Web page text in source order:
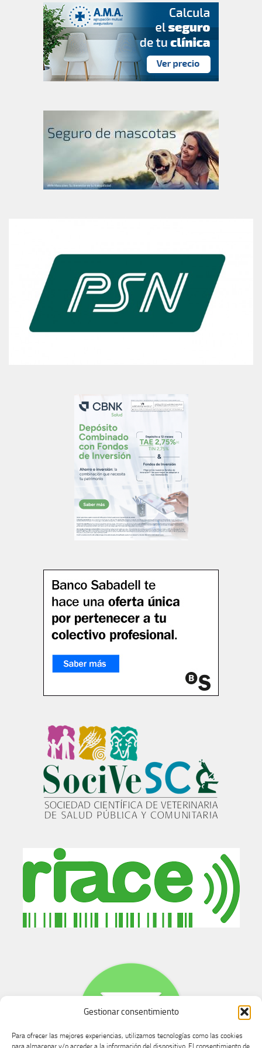
Gestionar consentimiento
Para ofrecer las mejores experiencias, utilizamos tecnologías como las cookies
para almacenar y/o acceder a la información del dispositivo. El consentimiento de